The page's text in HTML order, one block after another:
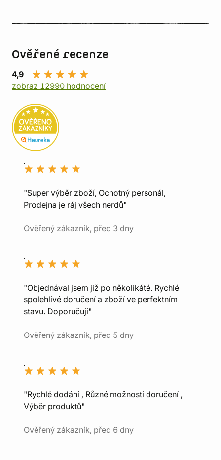
Ověřené recenze
4,9
zobraz 12990 hodnocení
"Super výběr zboží, Ochotný personál,
Prodejna je ráj všech nerdů"
Ověřený zákazník, před 3 dny
"Objednával jsem již po několikáté. Rychlé
spolehlivé doručení a zboží ve perfektním
stavu. Doporučuji"
Ověřený zákazník, před 5 dny
"Rychlé dodání , Různé možnosti doručení ,
Výběr produktů"
Ověřený zákazník, před 6 dny